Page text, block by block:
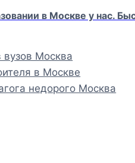
в Москве у нас.
Москва
в Москве
недорого Москва